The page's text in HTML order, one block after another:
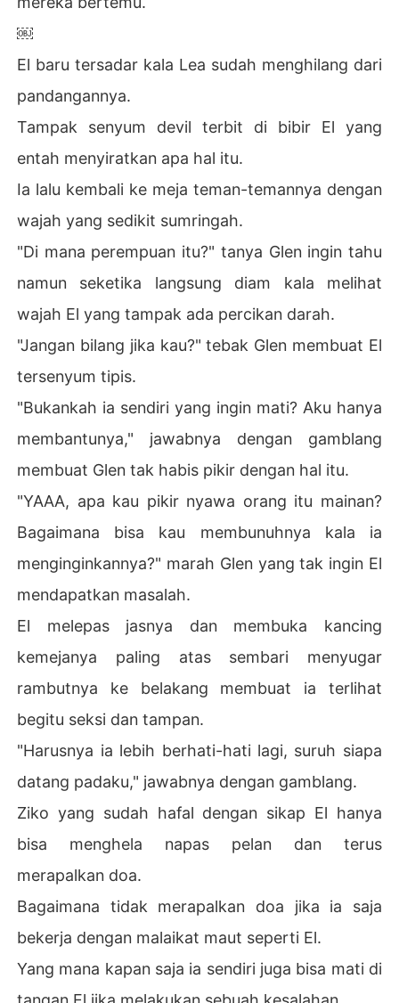
￼
El baru tersadar kala Lea sudah menghilang dari
pandangannya.
Tampak senyum devil terbit di bibir El yang
entah menyiratkan apa hal itu.
Ia lalu kembali ke meja teman-temannya dengan
wajah yang sedikit sumringah.
"Di mana perempuan itu?" tanya Glen ingin tahu
namun seketika langsung diam kala melihat
wajah El yang tampak ada percikan darah.
"Jangan bilang jika kau?" tebak Glen membuat El
tersenyum tipis.
"Bukankah ia sendiri yang ingin mati? Aku hanya
membantunya," jawabnya dengan gamblang
membuat Glen tak habis pikir dengan hal itu.
"YAAA, apa kau pikir nyawa orang itu mainan?
Bagaimana bisa kau membunuhnya kala ia
menginginkannya?" marah Glen yang tak ingin El
mendapatkan masalah.
El melepas jasnya dan membuka kancing
kemejanya paling atas sembari menyugar
rambutnya ke belakang membuat ia terlihat
begitu seksi dan tampan.
"Harusnya ia lebih berhati-hati lagi, suruh siapa
datang padaku," jawabnya dengan gamblang.
Ziko yang sudah hafal dengan sikap El hanya
bisa menghela napas pelan dan terus
merapalkan doa.
Bagaimana tidak merapalkan doa jika ia saja
bekerja dengan malaikat maut seperti El.
Yang mana kapan saja ia sendiri juga bisa mati di